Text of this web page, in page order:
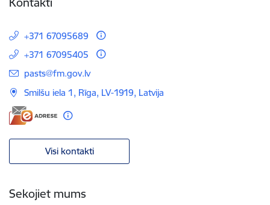
+371 67095689
+371 67095405
E-pasts:
pasts@fm.gov.lv
Smilšu iela 1, Rīga, LV-1919, Latvija
Visi kontakti
Sekojiet mums